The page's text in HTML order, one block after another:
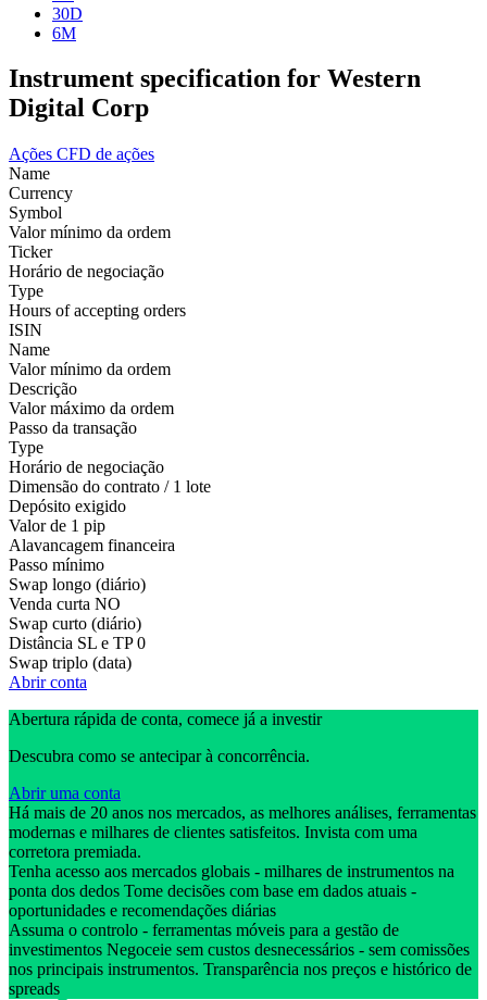
30D
6M
Instrument specification for Western
Digital Corp
Ações CFD de ações
Name
Currency
Symbol
Valor mínimo da ordem
Ticker
Horário de negociação
Type
Hours of accepting orders
ISIN
Name
Valor mínimo da ordem
Descrição
Valor máximo da ordem
Passo da transação
Type
Horário de negociação
Dimensão do contrato / 1 lote
Depósito exigido
Valor de 1 pip
Alavancagem financeira
Passo mínimo
Swap longo (diário)
Venda curta NO
Swap curto (diário)
Distância SL e TP 0
Swap triplo (data)
Abrir conta
Abertura rápida de conta, comece já a investir
Descubra como se antecipar à concorrência.
Abrir uma conta
Há mais de 20 anos nos mercados, as melhores análises, ferramentas
modernas e milhares de clientes satisfeitos. Invista com uma
corretora premiada.
Tenha acesso aos mercados globais - milhares de instrumentos na
ponta dos dedos Tome decisões com base em dados atuais -
oportunidades e recomendações diárias
Assuma o controlo - ferramentas móveis para a gestão de
investimentos Negoceie sem custos desnecessários - sem comissões
nos principais instrumentos. Transparência nos preços e histórico de
spreads